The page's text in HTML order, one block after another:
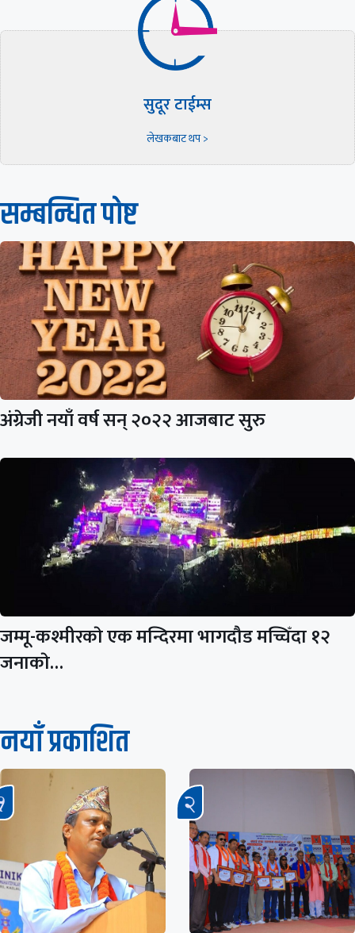
सुदूर टाईम्स
लेखकबाट थप >
सम्बन्धित पाेष्ट
अंग्रेजी नयाँ वर्ष सन् २०२२ आजबाट सुरु
जम्मू-कश्मीरकाे एक मन्दिरमा भागदौड मच्चिँदा १२
जनाकाे…
नयाँ प्रकाशित